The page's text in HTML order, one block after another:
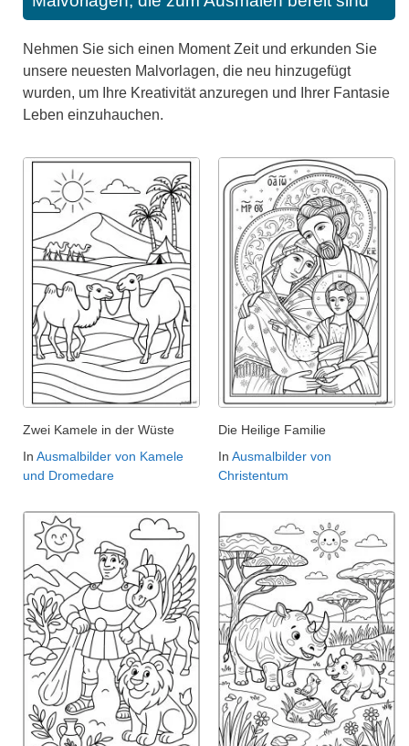
Nehmen Sie sich einen Moment Zeit und erkunden Sie
unsere neuesten Malvorlagen, die neu hinzugefügt
wurden, um Ihre Kreativität anzuregen und Ihrer Fantasie
Leben einzuhauchen.
Zwei Kamele in der Wüste
In Ausmalbilder von Kamele
und Dromedare
Die Heilige Familie
In Ausmalbilder von
Christentum